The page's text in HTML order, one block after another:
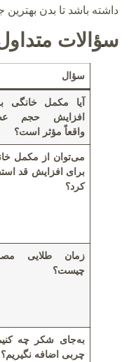
داشته باشد تا بدن
سؤالات
سؤال
آیا مکمل خانگی
افزایش حجم
واقعاً مؤثر است؟
می‌توان از مکمل
برای افزایش قد
کرد؟
زمان طلایی
چیست؟
به‌جای شکر چه
چربی اضافه نگیریم؟